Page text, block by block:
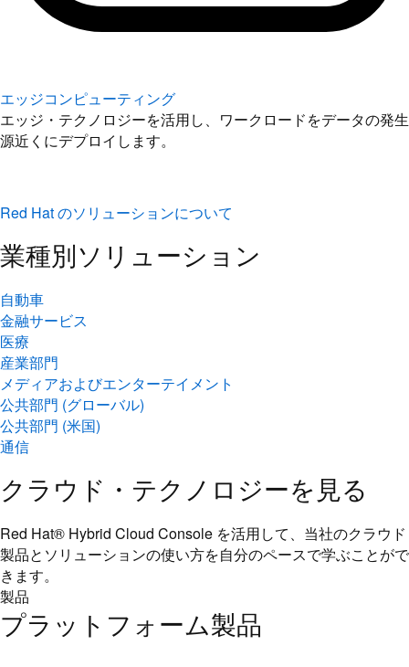
エッジコンピューティング
エッジ・テクノロジーを活用し、ワークロードをデータの発生
源近くにデプロイします。
Red Hat のソリューションについて
業種別ソリューション
自動車
金融サービス
医療
産業部門
メディアおよびエンターテイメント
公共部門 (グローバル)
公共部門 (米国)
通信
クラウド・テクノロジーを見る
Red Hat® Hybrid Cloud Console を活用して、当社のクラウド
製品とソリューションの使い方を自分のペースで学ぶことがで
きます。
製品
プラットフォーム製品